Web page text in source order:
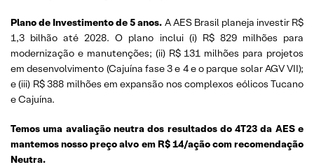
Plano de Investimento de 5 anos. A AES Brasil planeja investir R$
1,3 bilhão até 2028. O plano inclui (i) R$ 829 milhões para
modernização e manutenções; (ii) R$ 131 milhões para projetos
em desenvolvimento (Cajuína fase 3 e 4 e o parque solar AGV VII);
e (iii) R$ 388 milhões em expansão nos complexos eólicos Tucano
e Cajuína.
Temos uma avaliação neutra dos resultados do 4T23 da AES e
mantemos nosso preço alvo em R$ 14/ação com recomendação
Neutra.